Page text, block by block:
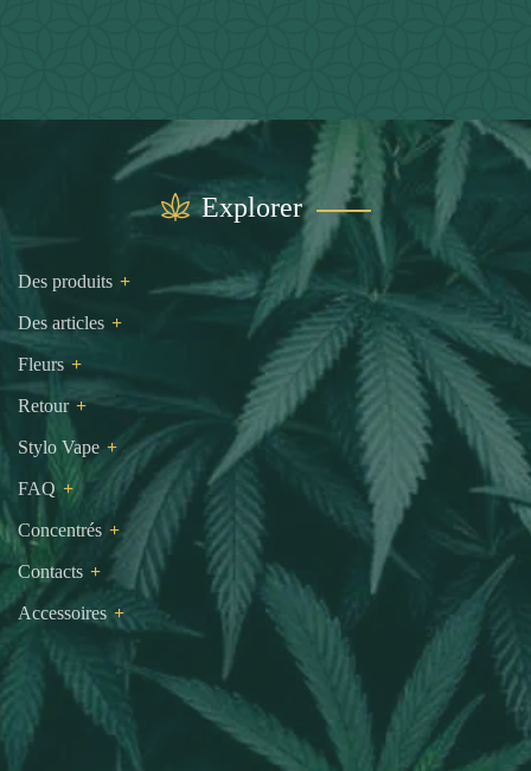
Explorer
Des produits
Des articles
Fleurs
Retour
Stylo Vape
FAQ
Concentrés
Contacts
Accessoires